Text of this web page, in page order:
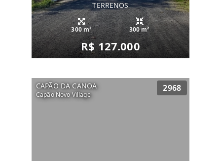
TERRENOS
300 m² 300 m²
R$ 127.000
CAPÃO DA CANOA
Capão Novo Village
2968